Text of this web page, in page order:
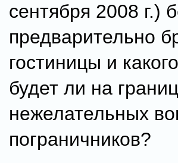
сентября 2008 г.)
предварительно
гостиницы и
будет ли на
нежелательных
пограничников?